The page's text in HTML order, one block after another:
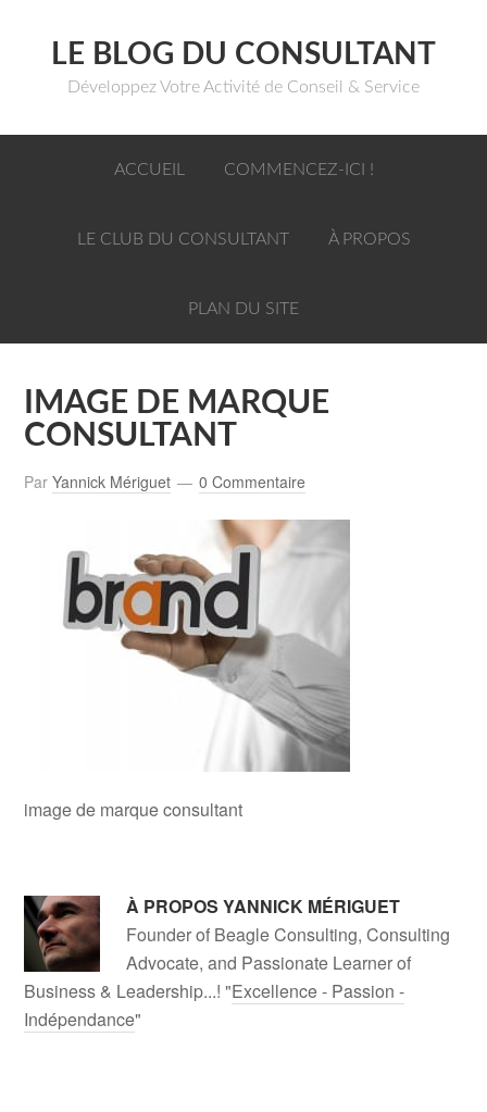
LE BLOG DU CONSULTANT
Développez Votre Activité de Conseil & Service
ACCUEIL COMMENCEZ-ICI !
LE CLUB DU CONSULTANT À PROPOS
PLAN DU SITE
IMAGE DE MARQUE
CONSULTANT
ParYannick Mériguet 0 Commentaire
image de marque consultant
À PROPOSYANNICK MÉRIGUET
Founder of Beagle Consulting, Consulting
Advocate, and Passionate Learner of
Business & Leadership...! "Excellence - Passion -
Indépendance"